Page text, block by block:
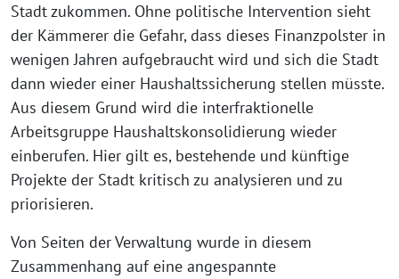
Stadt zukommen. Ohne politische Intervention sieht
der Kämmerer die Gefahr, dass dieses Finanzpolster in
wenigen Jahren aufgebraucht wird und sich die Stadt
dann wieder einer Haushaltssicherung stellen müsste.
Aus diesem Grund wird die interfraktionelle
Arbeitsgruppe Haushaltskonsolidierung wieder
einberufen. Hier gilt es, bestehende und künftige
Projekte der Stadt kritisch zu analysieren und zu
priorisieren.
Von Seiten der Verwaltung wurde in diesem
Zusammenhang auf eine angespannte